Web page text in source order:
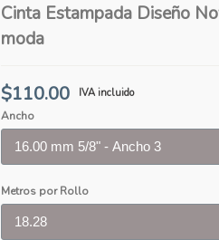
Cinta Estampada Diseño Novedoso, combinaciones de
moda
$110.00 IVA incluido
Ancho
Metros por Rollo